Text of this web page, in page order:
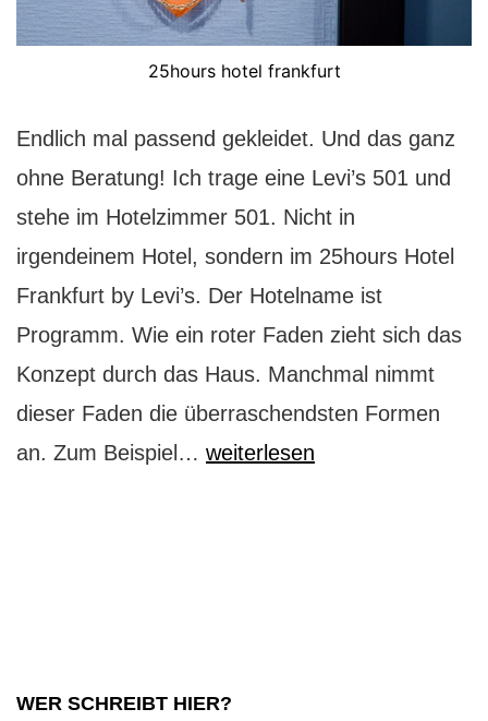
25hours hotel frankfurt
Endlich mal passend gekleidet. Und das ganz
ohne Beratung! Ich trage eine Levi’s 501 und
stehe im Hotelzimmer 501. Nicht in
irgendeinem Hotel, sondern im 25hours Hotel
Frankfurt by Levi’s. Der Hotelname ist
Programm. Wie ein roter Faden zieht sich das
Konzept durch das Haus. Manchmal nimmt
dieser Faden die überraschendsten Formen
an. Zum Beispiel… Das
weiterlesen
WER SCHREIBT HIER?